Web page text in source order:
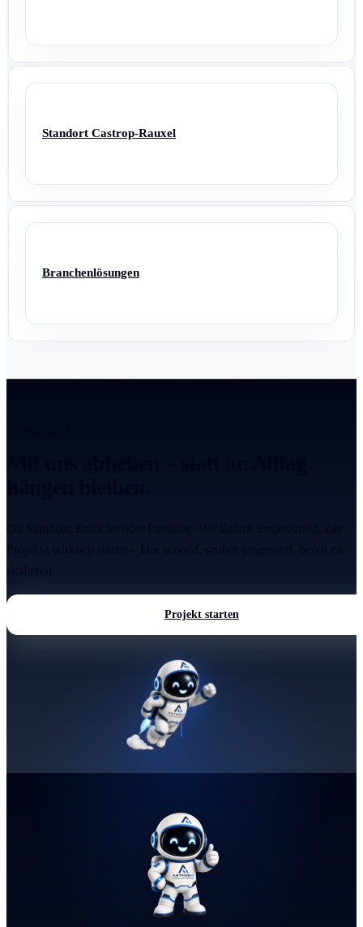
Standort Castrop-Rauxel
Branchenlösungen
Projekt starten